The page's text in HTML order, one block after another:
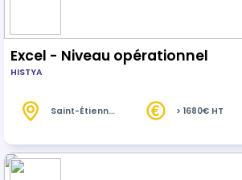
Excel - Niveau opérationnel
HISTYA
Saint-Étienne
> 1680€ HT